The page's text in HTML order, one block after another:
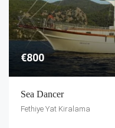
€800
Sea Dancer
Fethiye Yat Kiralama